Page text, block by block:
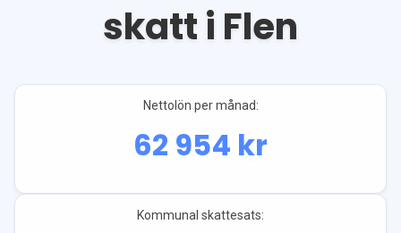
skatt i Flen
Nettolön per månad:
62 954 kr
Kommunal skattesats: